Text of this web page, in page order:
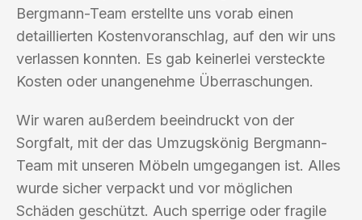
Bergmann-Team erstellte uns vorab einen
detaillierten Kostenvoranschlag, auf den wir uns
verlassen konnten. Es gab keinerlei versteckte
Kosten oder unangenehme Überraschungen.
Wir waren außerdem beeindruckt von der
Sorgfalt, mit der das Umzugskönig Bergmann-
Team mit unseren Möbeln umgegangen ist. Alles
wurde sicher verpackt und vor möglichen
Schäden geschützt. Auch sperrige oder fragile